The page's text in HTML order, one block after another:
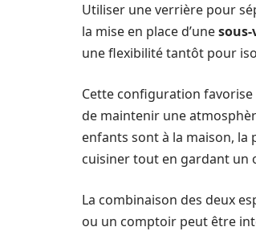
Utiliser une verrière pour
la mise en place d’une
une flexibilité tantôt pour
Cette configuration
de maintenir une
enfants sont à la maison, la
cuisiner tout en gardant un
La combinaison des deux
ou un comptoir peut être